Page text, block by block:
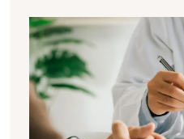
Avoir confiance,
surveiller, c'est
régulière en cas
rénale
Ta fonction rénale